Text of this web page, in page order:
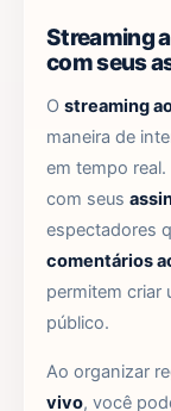
Streaming
com seus
O streaming
maneira de
em tempo
com seus
espectadores
comentários
permitem criar
público.
Ao organizar
vivo, você